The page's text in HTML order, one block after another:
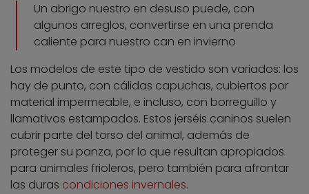
Un abrigo nuestro en desuso puede, con
algunos arreglos, convertirse en una prenda
caliente para nuestro can en invierno
Los modelos de este tipo de vestido son variados: los
hay de punto, con cálidas capuchas, cubiertos por
material impermeable, e incluso, con borreguillo y
llamativos estampados. Estos jerséis caninos suelen
cubrir parte del torso del animal, además de
proteger su panza, por lo que resultan apropiados
para animales frioleros, pero también para afrontar
las duras condiciones invernales.